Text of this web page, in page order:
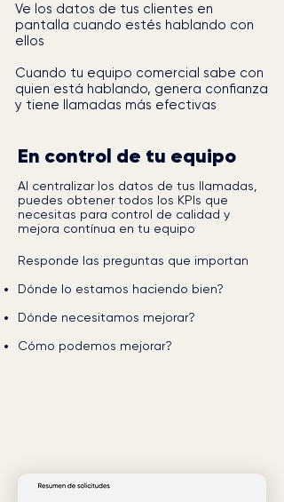
Ve los datos de tus clientes en
pantalla cuando estés hablando con
ellos
Cuando tu equipo comercial sabe con
quien está hablando, genera confianza
y tiene llamadas más efectivas
En control de tu equipo
Al centralizar los datos de tus llamadas,
puedes obtener todos los KPIs que
necesitas para control de calidad y
mejora contínua en tu equipo
Responde las preguntas que importan
Dónde lo estamos haciendo bien?
Dónde necesitamos mejorar?
Cómo podemos mejorar?